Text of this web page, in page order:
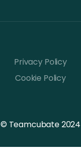
© Teamcubate 2024
Privacy Policy
Cookie Policy